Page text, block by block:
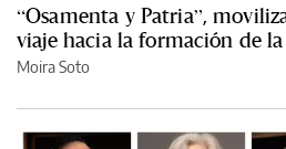
“Osamenta y Patria”,
viaje hacia la formación de
Moira Soto